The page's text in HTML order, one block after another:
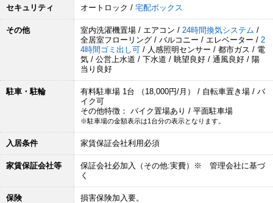
セキュリティ オートロック / 宅配ボックス
その他 室内洗濯機置場 / エアコン / 24時間換気システム /
全居室フローリング / バルコニー / エレベーター / 2
4時間ゴミ出し可 / 人感照明センサー / 都市ガス / 電
気 / 公営上水道 / 下水道 / 眺望良好 / 通風良好 / 陽
当り良好
駐車・駐輪
有料駐車場 1台 （18,000円/月） / 自転車置き場 / バ
イク可
その他特徴： バイク置場あり / 平面駐車場
※駐車場の金額表示は1台分の表示となります。
入居条件 家賃保証会社利用必須
家賃保証会社等
保証会社必加入（その他:実費）※ 管理会社に基づ
く
保険 損害保険加入要。